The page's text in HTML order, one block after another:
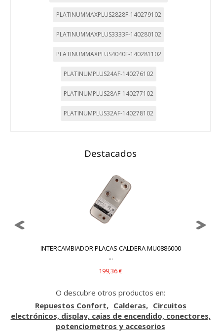
PLATINUMMAXPLUS2828F-140279102
PLATINUMMAXPLUS3333F-140280102
PLATINUMMAXPLUS4040F-140281102
PLATINUMPLUS24AF-140276102
PLATINUMPLUS28AF-140277102
PLATINUMPLUS32AF-140278102
Destacados
INTERCAMBIADOR PLACAS CALDERA MU0886000
...
199,36 €
O descubre otros productos en:
Repuestos Confort
Calderas
Circuitos
electrónicos, display, cajas de encendido, conectores,
potenciometros y accesorios